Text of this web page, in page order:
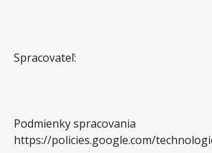
Spracovateľ:
Podmienky spracovania
https://policies.google.com/